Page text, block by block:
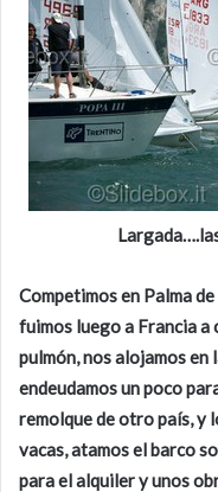
Competimos en Palma
fuimos luego a Francia a
pulmón, nos alojamos en
endeudamos un poco
remolque de otro país, y
vacas, atamos el barco
para el alquiler y unos